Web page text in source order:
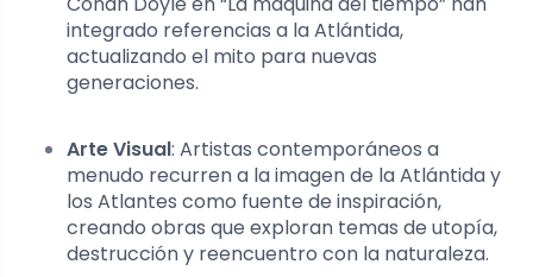
integrado referencias a la Atlántida,
actualizando el mito para nuevas
generaciones.
Arte Visual: Artistas contemporáneos a
menudo recurren a la imagen de la Atlántida y
los Atlantes como fuente de inspiración,
creando obras que exploran temas de utopía,
destrucción y reencuentro con la naturaleza.